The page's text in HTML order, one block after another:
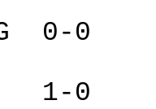
0-0
1-0